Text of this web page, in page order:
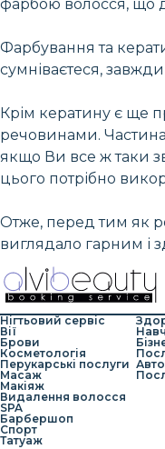
фарбою волосся, що
Фарбування та
сумніваєтеся,
Крім кератину є ще
речовинами.
якщо Ви все ж таки
цього потрібно
Отже, перед тим як
виглядало гарним і
Нігтьовий сервіс
Вії
Брови
Косметологія
Перукарські послуги
Масаж
Макіяж
Видалення волосся
SPA
Барбершоп
Спорт
Татуаж
Авто